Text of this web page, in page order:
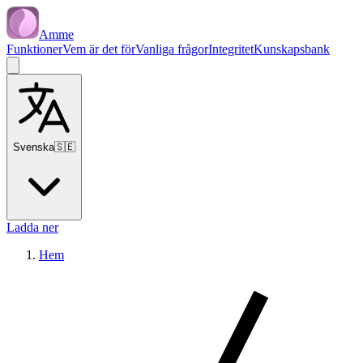
Amme
FunktionerVem är det förVanliga frågorIntegritetKunskapsbank
Svenska🇸🇪
Ladda ner
Hem